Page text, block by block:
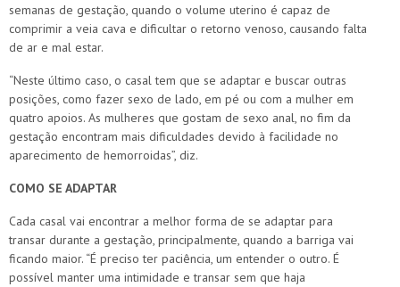
semanas de gestação, quando o volume uterino é capaz de
comprimir a veia cava e dificultar o retorno venoso, causando falta
de ar e mal estar.
“Neste último caso, o casal tem que se adaptar e buscar outras
posições, como fazer sexo de lado, em pé ou com a mulher em
quatro apoios. As mulheres que gostam de sexo anal, no fim da
gestação encontram mais dificuldades devido à facilidade no
aparecimento de hemorroidas”, diz.
COMO SE ADAPTAR
Cada casal vai encontrar a melhor forma de se adaptar para
transar durante a gestação, principalmente, quando a barriga vai
ficando maior. “É preciso ter paciência, um entender o outro. É
possível manter uma intimidade e transar sem que haja